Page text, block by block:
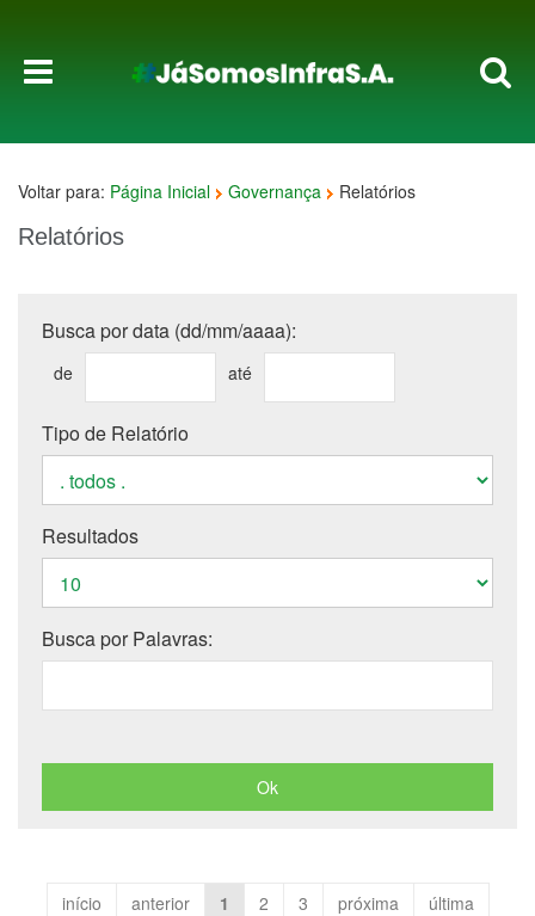
Voltar para: Página Inicial Governança Relatórios
Relatórios
Busca por data (dd/mm/aaaa):
de até
Tipo de Relatório
Resultados
Busca por Palavras:
início anterior 1 2 3 próxima última